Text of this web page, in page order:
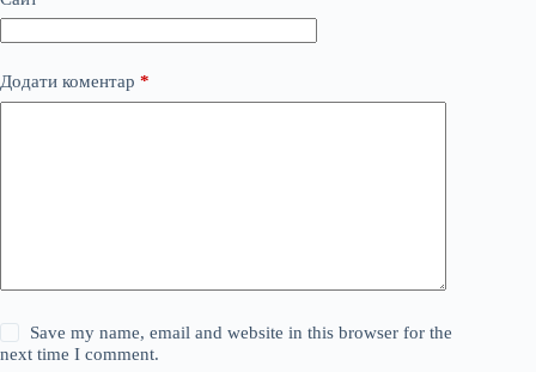
Додати коментар *
Save my name, email and website in this browser for the
next time I comment.